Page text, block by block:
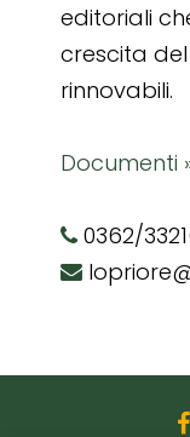
editoriali
crescita
rinnovabili.
Documenti
0362/